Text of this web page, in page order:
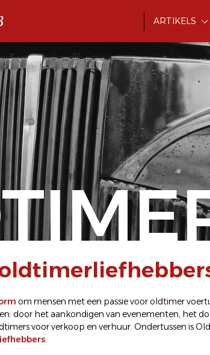
ARTIKELS
om mensen met een passie voor oldtimer
door het aankondigen van evenementen, het
voorverkoop en verhuur. Ondertussen is
.